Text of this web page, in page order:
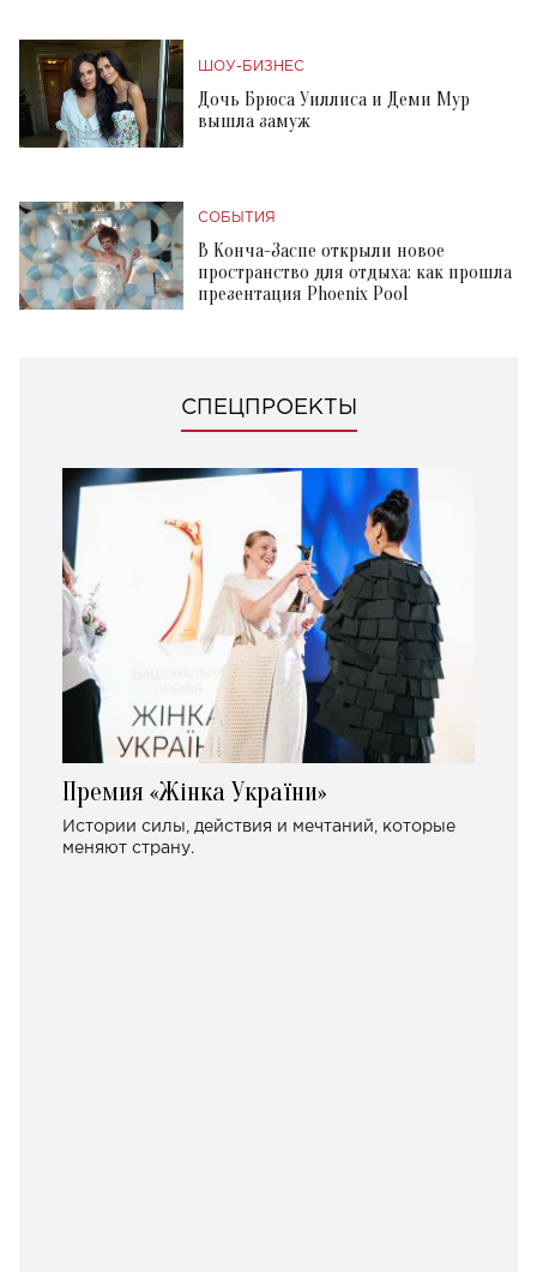
ШОУ-БИЗНЕС
Дочь Брюса Уиллиса и Деми Мур
вышла замуж
СОБЫТИЯ
В Конча-Заспе открыли новое
пространство для отдыха: как прошла
презентация Phoenix Pool
СПЕЦПРОЕКТЫ
Премия «Жінка України»
Истории силы, действия и мечтаний, которые
меняют страну.